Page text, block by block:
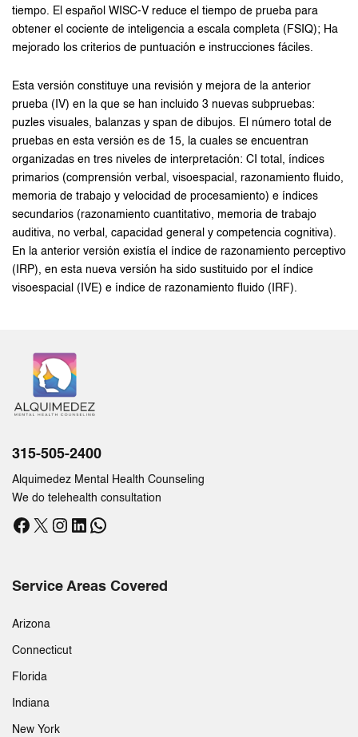
tiempo. El español WISC-V reduce el tiempo de prueba para
obtener el cociente de inteligencia a escala completa (FSIQ); Ha
mejorado los criterios de puntuación e instrucciones fáciles.
Esta versión constituye una revisión y mejora de la anterior
prueba (IV) en la que se han incluido 3 nuevas subpruebas:
puzles visuales, balanzas y span de dibujos. El número total de
pruebas en esta versión es de 15, la cuales se encuentran
organizadas en tres niveles de interpretación: CI total, índices
primarios (comprensión verbal, visoespacial, razonamiento fluido,
memoria de trabajo y velocidad de procesamiento) e índices
secundarios (razonamiento cuantitativo, memoria de trabajo
auditiva, no verbal, capacidad general y competencia cognitiva).
En la anterior versión existía el índice de razonamiento perceptivo
(IRP), en esta nueva versión ha sido sustituido por el índice
visoespacial (IVE) e índice de razonamiento fluido (IRF).
315-505-2400
Alquimedez Mental Health Counseling
We do telehealth consultation
Facebook
X Instagram
LinkedIn
WhatsApp
Service Areas Covered
Arizona
Connecticut
Florida
Indiana
New York